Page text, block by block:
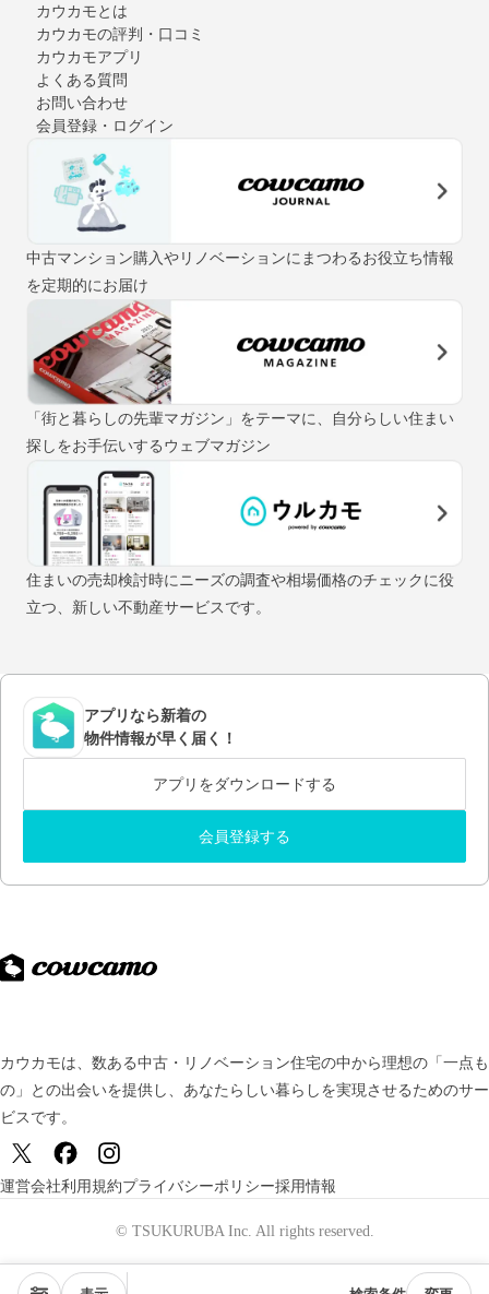
カウカモとは
カウカモの評判・口コミ
カウカモアプリ
よくある質問
お問い合わせ
会員登録・ログイン
中古マンション購入やリノベーションにまつわるお役立ち情報
を定期的にお届け
「街と暮らしの先輩マガジン」をテーマに、自分らしい住まい
探しをお手伝いするウェブマガジン
住まいの売却検討時にニーズの調査や相場価格のチェックに役
立つ、新しい不動産サービスです。
アプリなら新着の
物件情報が早く届く！
アプリをダウンロードする
会員登録する
カウカモは、数ある中古・リノベーション住宅の中から理想の「一点も
の」との出会いを提供し、 あなたらしい暮らしを実現させるためのサー
ビスです。
運営会社利用規約プライバシーポリシー採用情報
© TSUKURUBA Inc. All rights reserved.